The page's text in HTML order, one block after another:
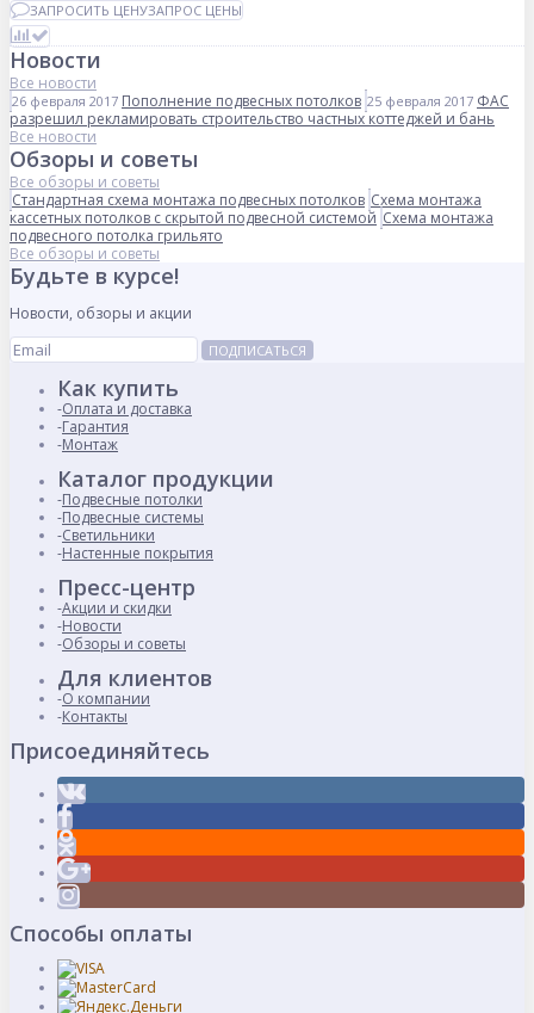
ЗАПРОСИТЬ ЦЕНУЗАПРОС ЦЕНЫ
Новости
Все новости
26 февраля 2017 Пополнение подвесных потолков 25 февраля 2017 ФАС
разрешил рекламировать строительство частных коттеджей и бань
Все новости
Обзоры и советы
Все обзоры и советы
Стандартная схема монтажа подвесных потолков Схема монтажа
кассетных потолков с скрытой подвесной системой Схема монтажа
подвесного потолка грильято
Все обзоры и советы
Будьте в курсе!
Новости, обзоры и акции
ПОДПИСАТЬСЯ
Как купить
Оплата и доставка
Гарантия
Монтаж
Каталог продукции
Подвесные потолки
Подвесные системы
Светильники
Настенные покрытия
Пресс-центр
Акции и скидки
Новости
Обзоры и советы
Для клиентов
О компании
Контакты
Присоединяйтесь
Способы оплаты